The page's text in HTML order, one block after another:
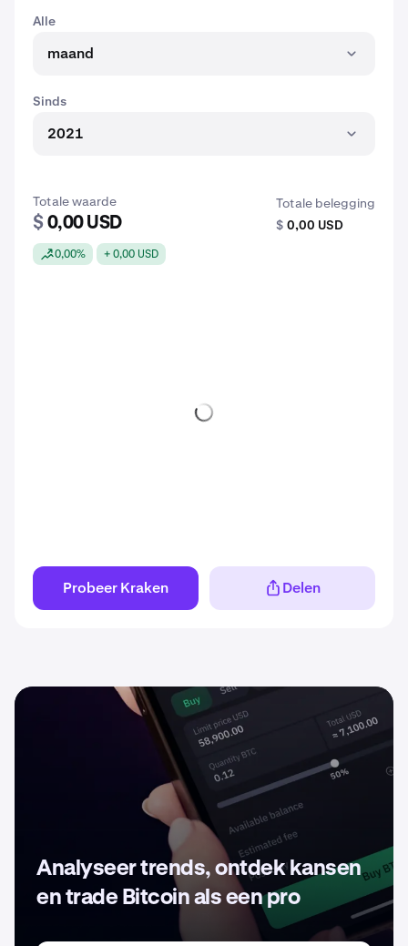
Alle
maand
Sinds
2021
Totale waarde
$ 0,00 USD
0,00% + 0,00 USD
Totale belegging
$ 0,00 USD
Probeer Kraken Delen
Analyseer trends, ontdek kansen
en trade Bitcoin als een pro